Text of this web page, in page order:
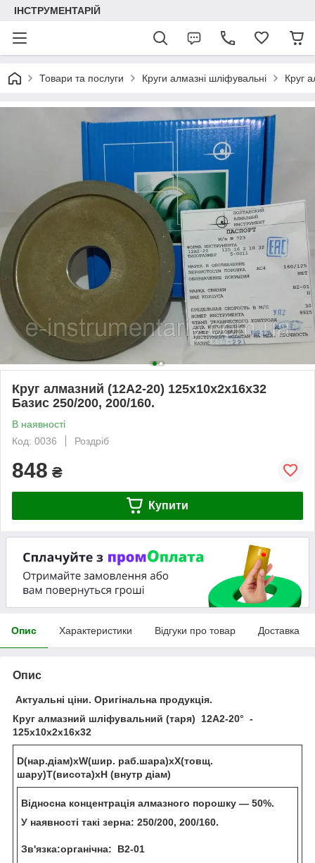
ІНСТРУМЕНТАРІЙ
Товари та послуги Круги алмазні шліфувальні Круг
Круг алмазний (12А2-20) 125х10х2х16х32
Базис 250/200, 200/160.
В наявності
Код: 0036
Роздріб
848 ₴
Купити
Опис Характеристики Відгуки про товар Доставка
Опис
Актуальні ціни. Оригінальна продукція.
Круг алмазний шліфувальний (таря) 12А2-20° -
125х10х2х16х32
D(нар.діам)хW(шир. раб.шара)хХ(товщ.
шару)Т(висота)хН (внутр діам)
Відносна концентрація алмазного порошку — 50%.
У наявності такі зерна: 250/200, 200/160.
Зв'язка:органічна: В2-01